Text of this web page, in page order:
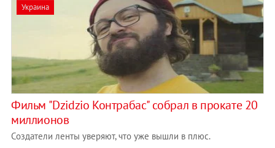
Украина
Фильм "Dzidzio Контрабас" собрал в прокате 20
миллионов
Создатели ленты уверяют, что уже вышли в плюс.